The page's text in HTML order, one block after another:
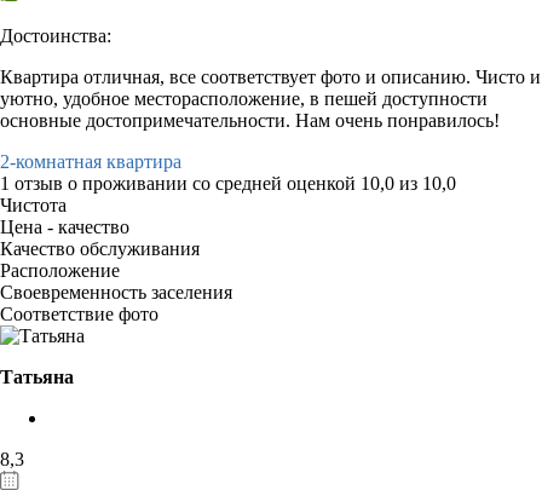
Достоинства:
Квартира отличная, все соответствует фото и описанию. Чисто и
уютно, удобное месторасположение, в пешей доступности
основные достопримечательности. Нам очень понравилось!
2-комнатная квартира
1 отзыв о проживании со средней оценкой 10,0 из 10,0
Чистота
Цена - качество
Качество обслуживания
Расположение
Своевременность заселения
Соответствие фото
Татьяна
8,3